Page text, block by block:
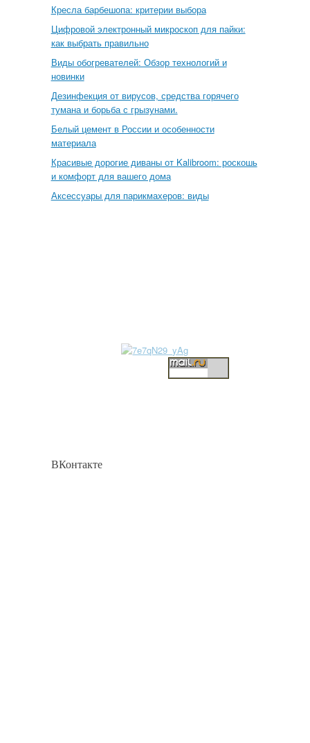
Кресла барбешопа: критерии выбора
Цифровой электронный микроскоп для пайки:
как выбрать правильно
Виды обогревателей: Обзор технологий и
новинки
Дезинфекция от вирусов, средства горячего
тумана и борьба с грызунами.
Белый цемент в России и особенности
материала
Красивые дорогие диваны от Kalibroom: роскошь
и комфорт для вашего дома
Аксессуары для парикмахеров: виды
ВКонтакте